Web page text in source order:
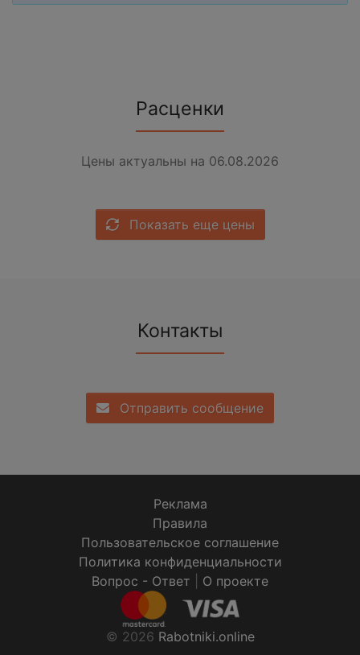
Расценки
Цены актуальны на 06.08.2026
Показать еще цены
Контакты
Отправить сообщение
Реклама
Правила
Пользовательское соглашение
Политика конфиденциальности
Вопрос - Ответ
О проекте
© 2026 Rabotniki.online